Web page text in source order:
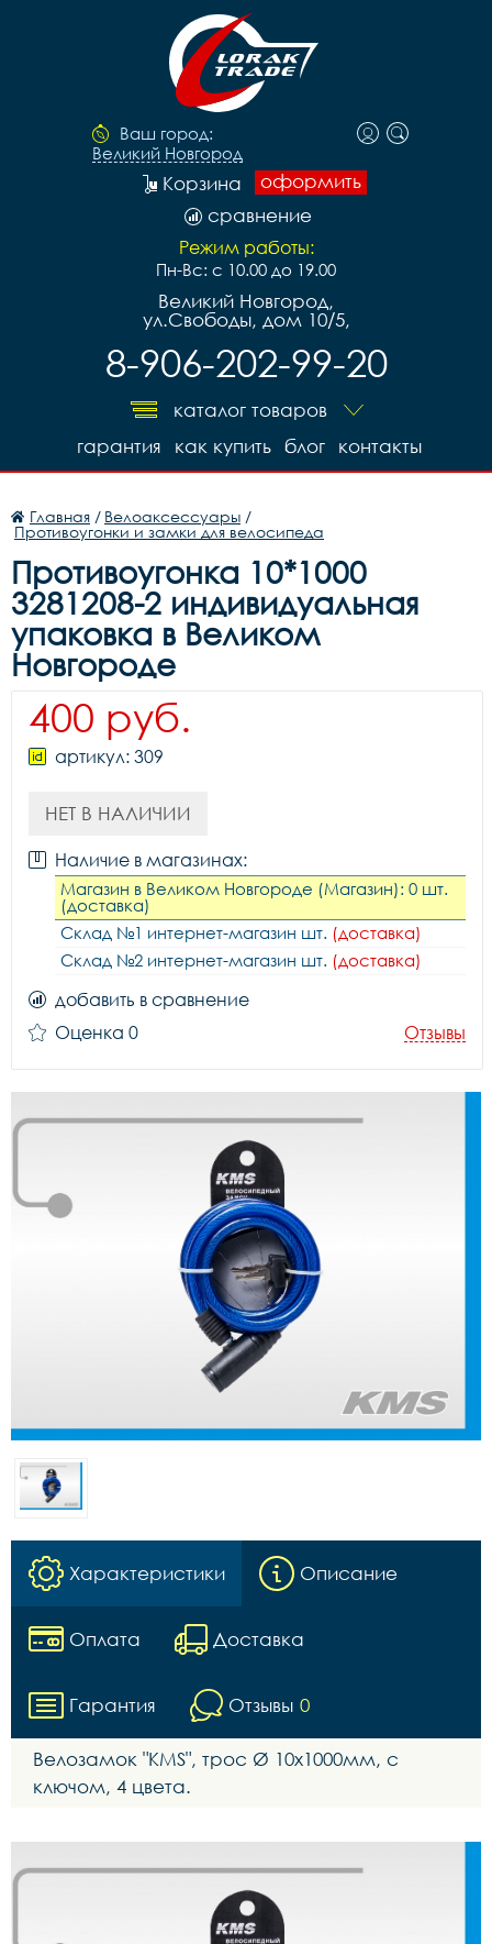
Ваш город:
Великий Новгород
оформить
Корзина
сравнение
Режим работы:
Пн-Вс: с 10.00 до 19.00
Великий Новгород,
ул.Свободы, дом 10/5,
8-906-202-99-20
каталог товаров
контакты
блог
как купить
гарантия
Главная / Велоаксессуары /
Противоугонки и замки для велосипеда
Противоугонка 10*1000
3281208-2 индивидуальная
упаковка в Великом
Новгороде
400 руб.
артикул: 309
НЕТ В НАЛИЧИИ
Наличие в магазинах:
Магазин в Великом Новгороде (Магазин): 0 шт.
(доставка)
Склад №1 интернет-магазин шт. (доставка)
Склад №2 интернет-магазин шт. (доставка)
добавить в сравнение
Оценка 0
Отзывы
Характеристики Описание
Оплата Доставка
Гарантия Отзывы 0
Велозамок "KMS", трос Ø 10x1000мм, с
ключом, 4 цвета.